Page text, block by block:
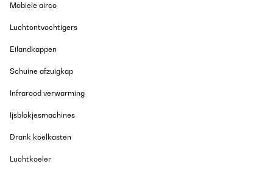
Mobiele airco
Luchtontvochtigers
Eilandkappen
Schuine afzuigkap
Infrarood verwarming
Ijsblokjesmachines
Drank koelkasten
Luchtkoeler